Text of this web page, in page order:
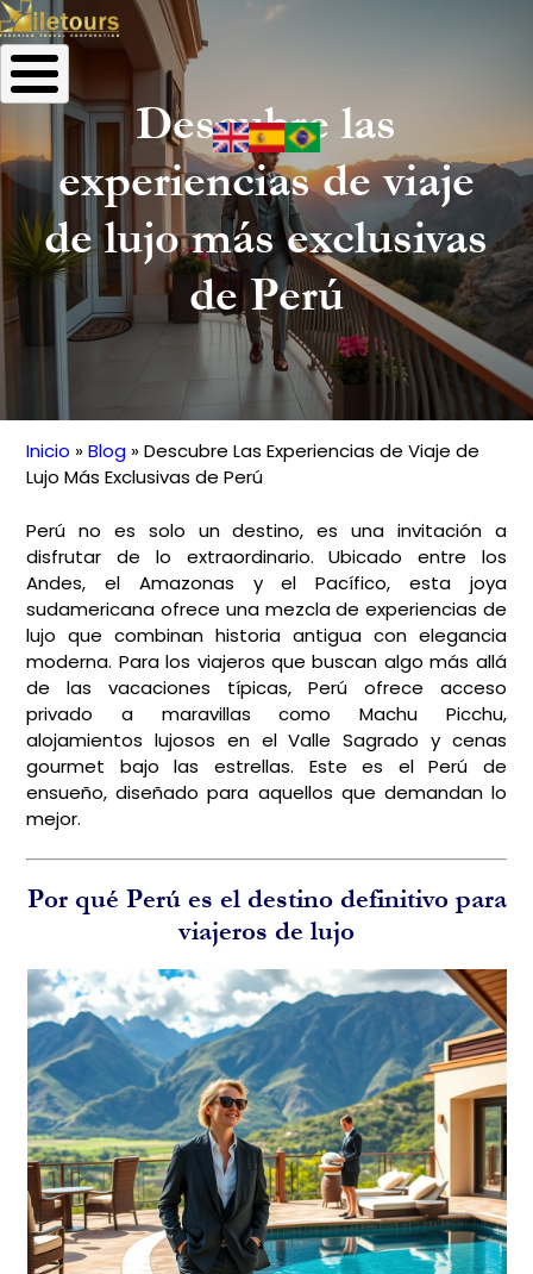
Descubre las
experiencias de viaje
de lujo más exclusivas
de Perú
Ruta
navegación
Inicio Blog
Descubre Las Experiencias de Viaje de
Lujo Más Exclusivas de Perú
Perú no es solo un destino, es una invitación a
disfrutar de lo extraordinario. Ubicado entre los
Andes, el Amazonas y el Pacífico, esta joya
sudamericana ofrece una mezcla de experiencias de
lujo que combinan historia antigua con elegancia
moderna. Para los viajeros que buscan algo más allá
de las vacaciones típicas, Perú ofrece acceso
privado a maravillas como Machu Picchu,
alojamientos lujosos en el Valle Sagrado y cenas
gourmet bajo las estrellas. Este es el Perú de
ensueño, diseñado para aquellos que demandan lo
mejor.
Por qué Perú es el destino definitivo para
viajeros de lujo